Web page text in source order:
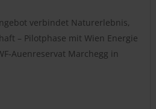
verbindet Naturerlebnis,
– Pilotphase mit Wien Energie
Auenreservat Marchegg in